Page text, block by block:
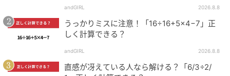
andGIRL 2026.8.8
うっかりミスに注意！「16÷16+5×4−7」正
しく計算できる？
andGIRL 2026.8.8
直感が冴えている人なら解ける？「6/3÷2/